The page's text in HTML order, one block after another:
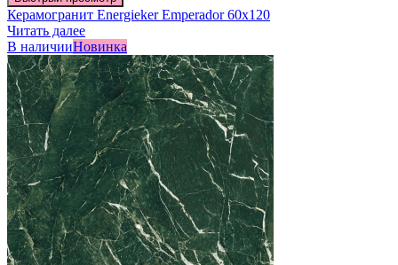
Керамогранит Energieker Emperador 60х120
Читать далее
В наличииНовинка